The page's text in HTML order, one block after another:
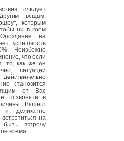
следует
вещам.
которым
ни в коем
на
успешность
Неизбежно
что если
то, как же он
ситуации
становится
от Вас
позвоните в
Вашего
и деликатно
на
встречу
время.